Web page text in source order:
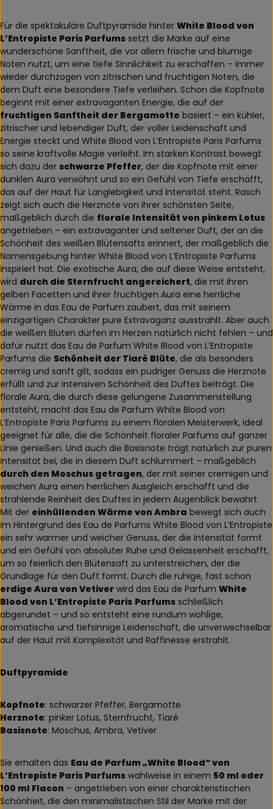
Für die spektakuläre Duftpyramide hinter White Blood von
L’Entropiste Paris Parfums setzt die Marke auf eine
wunderschöne Sanftheit, die vor allem frische und blumige
Noten nutzt, um eine tiefe Sinnlichkeit zu erschaffen – immer
wieder durchzogen von zitrischen und fruchtigen Noten, die
dem Duft eine besondere Tiefe verleihen. Schon die Kopfnote
beginnt mit einer extravaganten Energie, die auf der
fruchtigen Sanftheit der Bergamotte basiert – ein kühler,
zitrischer und lebendiger Duft, der voller Leidenschaft und
Energie steckt und White Blood von L’Entropiste Paris Parfums
so seine kraftvolle Magie verleiht. Im starken Kontrast bewegt
sich dazu der schwarze Pfeffer, der die Kopfnote mit einer
dunklen Aura verwöhnt und so ein Gefühl von Tiefe erschafft,
das auf der Haut für Langlebigkeit und Intensität steht. Rasch
zeigt sich auch die Herznote von ihrer schönsten Seite,
maßgeblich durch die florale Intensität von pinkem Lotus
angetrieben – ein extravaganter und seltener Duft, der an die
Schönheit des weißen Blütensafts erinnert, der maßgeblich die
Namensgebung hinter White Blood von L’Entropiste Parfums
inspiriert hat. Die exotische Aura, die auf diese Weise entsteht,
wird durch die Sternfrucht angereichert, die mit ihren
gelben Facetten und ihrer fruchtigen Aura eine herrliche
Wärme in das Eau de Parfum zaubert, das mit seinem
einzigartigen Charakter pure Extravaganz ausstrahlt. Aber auch
die weißen Blüten dürfen im Herzen natürlich nicht fehlen – und
dafür nutzt das Eau de Parfum White Blood von L’Entropiste
Parfums die Schönheit der Tiaré Blüte, die als besonders
cremig und sanft gilt, sodass ein pudriger Genuss die Herznote
erfüllt und zur intensiven Schönheit des Duftes beiträgt. Die
florale Aura, die durch diese gelungene Zusammenstellung
entsteht, macht das Eau de Parfum White Blood von
L’Entropiste Paris Parfums zu einem floralen Meisterwerk, ideal
geeignet für alle, die die Schönheit floraler Parfums auf ganzer
Linie genießen. Und auch die Basisnote trägt natürlich zur puren
Intensität bei, die in diesem Duft schlummert – maßgeblich
durch den Moschus getragen, der mit seiner cremigen und
weichen Aura einen herrlichen Ausgleich erschafft und die
strahlende Reinheit des Duftes in jedem Augenblick bewahrt.
Mit der einhüllenden Wärme von Ambra bewegt sich auch
im Hintergrund des Eau de Parfums White Blood von L’Entropiste
ein sehr warmer und weicher Genuss, der die Intensität formt
und ein Gefühl von absoluter Ruhe und Gelassenheit erschafft,
um so feierlich den Blütensaft zu unterstreichen, der die
Grundlage für den Duft formt. Durch die ruhige, fast schon
erdige Aura von Vetiver wird das Eau de Parfum White
Blood von L’Entropiste Paris Parfums schließlich
abgerundet – und so entsteht eine rundum wohlige,
aromatische und tiefsinnige Leidenschaft, die unverwechselbar
auf der Haut mit Komplexität und Raffinesse erstrahlt.
Duftpyramide
Kopfnote: schwarzer Pfeffer, Bergamotte
Herznote: pinker Lotus, Sternfrucht, Tiaré
Basisnote: Moschus, Ambra, Vetiver
Sie erhalten das Eau de Parfum „White Blood“ von
L’Entropiste Paris Parfums wahlweise in einem 50 ml oder
100 ml Flacon – angetrieben von einer charakteristischen
Schönheit, die den minimalistischen Stil der Marke mit der